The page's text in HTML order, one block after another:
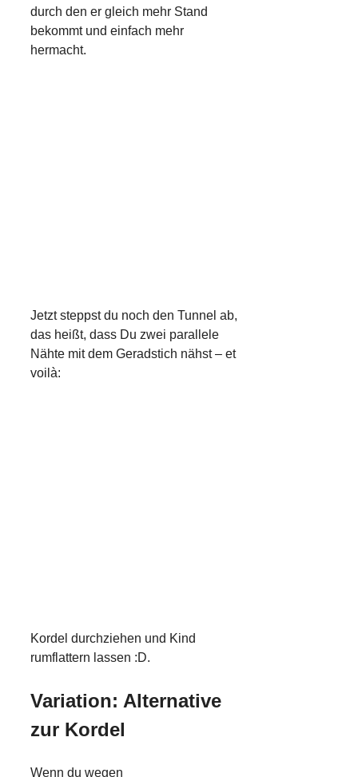
durch den er gleich mehr Stand
bekommt und einfach mehr
hermacht.
Jetzt steppst du noch den Tunnel ab,
das heißt, dass Du zwei parallele
Nähte mit dem Geradstich nähst – et
voilà:
Kordel durchziehen und Kind
rumflattern lassen :D.
Variation: Alternative
zur Kordel
Wenn du wegen